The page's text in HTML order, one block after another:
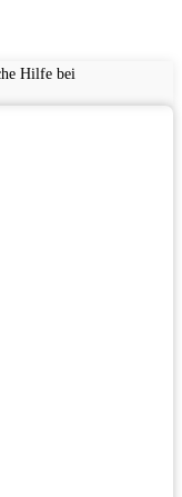
Hilfe bei